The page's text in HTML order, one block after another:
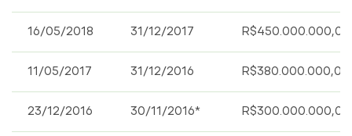
16/05/2018 31/12/2017 R$450.000.000,00
11/05/2017 31/12/2016 R$380.000.000,00
23/12/2016 30/11/2016* R$300.000.000,00